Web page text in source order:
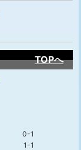
TOPへ
0-1
1-1